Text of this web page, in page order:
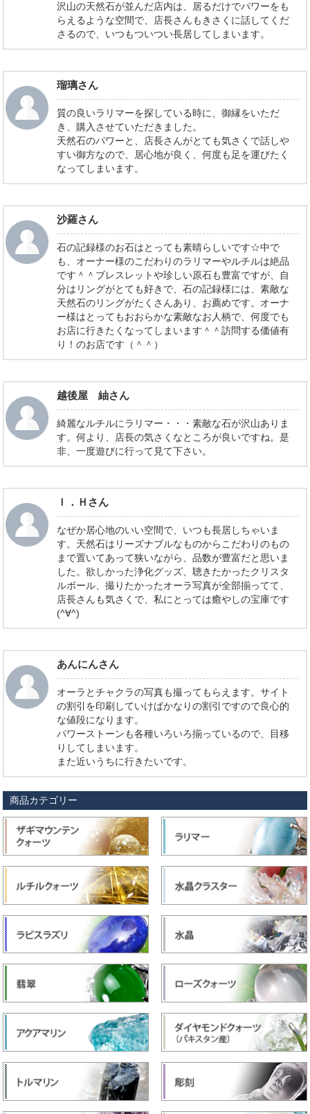
沢山の天然石が並んだ店内は、居るだけでパワーをも
らえるような空間で、店長さんもきさくに話してくだ
さるので、いつもついつい長居してしまいます。
瑠璃さん
質の良いラリマーを探している時に、御縁をいただ
き、購入させていただきました。
天然石のパワーと、店長さんがとても気さくで話しや
すい御方なので、居心地が良く、何度も足を運びたく
なってしまいます。
沙羅さん
石の記録様のお石はとっても素晴らしいです☆中で
も、オーナー様のこだわりのラリマーやルチルは絶品
です＾＾ブレスレットや珍しい原石も豊富ですが、自
分はリングがとても好きで、石の記録様には、素敵な
天然石のリングがたくさんあり、お薦めです。オーナ
ー様はとってもおおらかな素敵なお人柄で、何度でも
お店に行きたくなってしまいます＾＾訪問する価値有
り！のお店です（＾＾）
越後屋 紬さん
綺麗なルチルにラリマー・・・素敵な石が沢山ありま
す。何より、店長の気さくなところが良いですね。是
非、一度遊びに行って見て下さい。
Ｉ．Ｈさん
なぜか居心地のいい空間で、いつも長居しちゃいま
す。天然石はリーズナブルなものからこだわりのもの
まで置いてあって狭いながら、品数が豊富だと思いま
した。欲しかった浄化グッズ、聴きたかったクリスタ
ルボール、撮りたかったオーラ写真が全部揃ってて、
店長さんも気さくで、私にとっては癒やしの宝庫です
(^∀^)
あんにんさん
オーラとチャクラの写真も撮ってもらえます。サイト
の割引を印刷していけばかなりの割引ですので良心的
な値段になります。
パワーストーンも各種いろいろ揃っているので、目移
りしてしまいます。
また近いうちに行きたいです。
商品カテゴリー